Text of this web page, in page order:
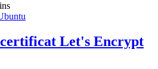
Let's Encrypt